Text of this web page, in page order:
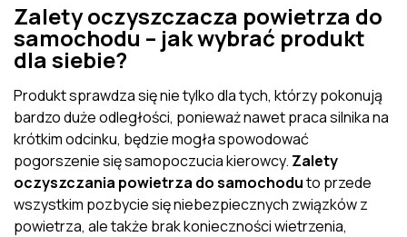
Zalety oczyszczacza powietrza do
samochodu – jak wybrać produkt
dla siebie?
Produkt sprawdza się nie tylko dla tych, którzy pokonują
bardzo duże odległości, ponieważ nawet praca silnika na
krótkim odcinku, będzie mogła spowodować
pogorszenie się samopoczucia kierowcy. Zalety
oczyszczania powietrza do samochoduto przede
wszystkim pozbycie się niebezpiecznych związków z
powietrza, ale także brak konieczności wietrzenia,